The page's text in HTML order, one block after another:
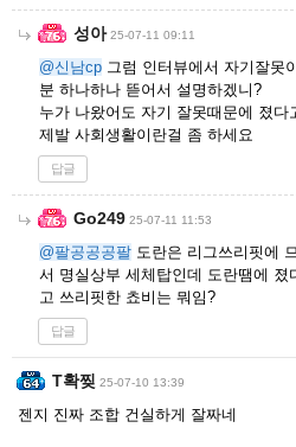
성아 25-07-11 09:11
@신남cp 그럼 인터뷰에서 자기잘못
분 하나하나 뜯어서 설명하겠니?
누가 나왔어도 자기 잘못때문에 졌다
제발 사회생활이란걸 좀 하세요
답글
Go249 25-07-11 11:53
@팔공공공팔 도란은 리그쓰리핏에
서 명실상부 세체탑인데 도란땜에 졌
고 쓰리핏한 쵸비는 뭐임?
답글
T확찢 25-07-10 13:39
젠지 진짜 조합 건실하게 잘짜네